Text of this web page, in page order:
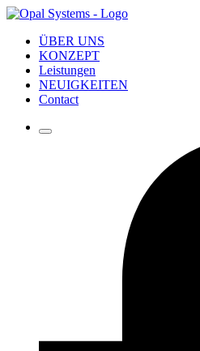
ÜBER UNS
KONZEPT
Leistungen
NEUIGKEITEN
Contact